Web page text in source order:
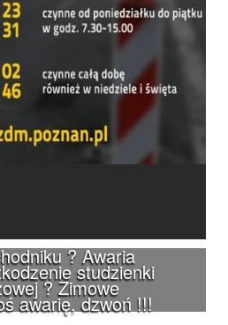
? Awaria
studzienki
? Zimowe
awarię, dzwoń !!!